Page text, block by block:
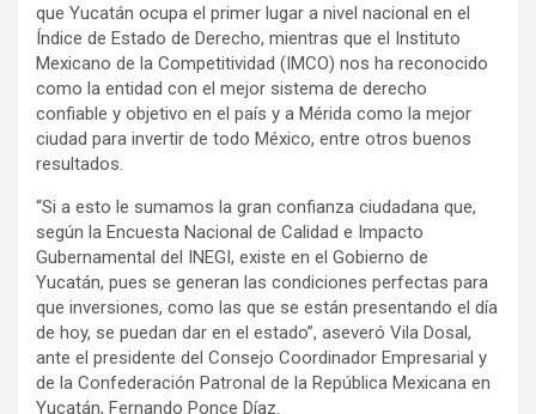
que Yucatán ocupa el primer lugar a nivel nacional en el
Índice de Estado de Derecho, mientras que el Instituto
Mexicano de la Competitividad (IMCO) nos ha reconocido
como la entidad con el mejor sistema de derecho
confiable y objetivo en el país y a Mérida como la mejor
ciudad para invertir de todo México, entre otros buenos
resultados.
“Si a esto le sumamos la gran confianza ciudadana que,
según la Encuesta Nacional de Calidad e Impacto
Gubernamental del INEGI, existe en el Gobierno de
Yucatán, pues se generan las condiciones perfectas para
que inversiones, como las que se están presentando el día
de hoy, se puedan dar en el estado”, aseveró Vila Dosal,
ante el presidente del Consejo Coordinador Empresarial y
de la Confederación Patronal de la República Mexicana en
Yucatán, Fernando Ponce Díaz.